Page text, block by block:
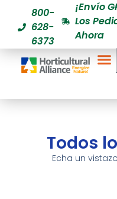
800-
628-
6373
¡Envío
Los
Ahora
Todos
Echa un